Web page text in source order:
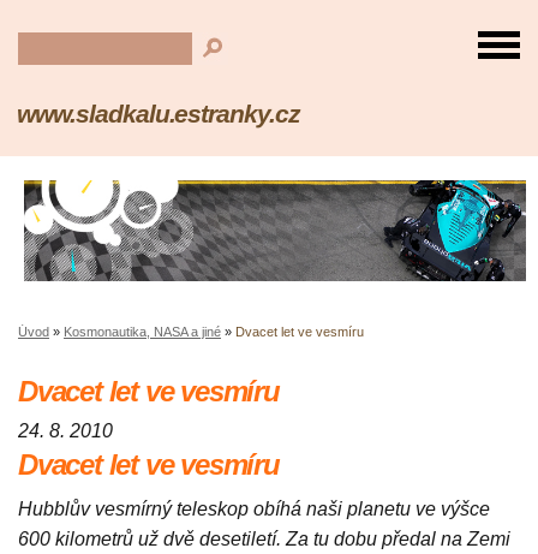
www.sladkalu.estranky.cz
Úvod » Kosmonautika, NASA a jiné » Dvacet let ve vesmíru
Dvacet let ve vesmíru
24. 8. 2010
Dvacet let ve vesmíru
Hubblův vesmírný teleskop obíhá naši planetu ve výšce
600 kilometrů už dvě desetiletí. Za tu dobu předal na Zemi